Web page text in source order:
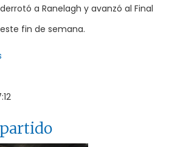
a Ranelagh y avanzó al Final
fin de semana.